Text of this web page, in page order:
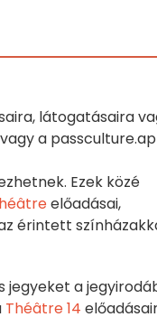
látogatásaira
a
Ezek közé
előadásai,
érintett
jegyeket a
Théâtre 14